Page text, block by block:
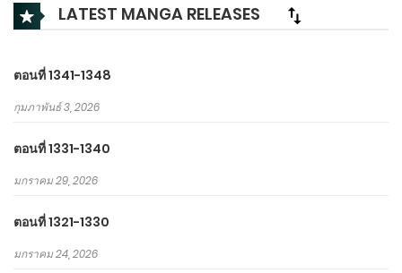
LATEST MANGA RELEASES
ตอนที่ 1341-1348
กุมภาพันธ์ 3, 2026
ตอนที่ 1331-1340
มกราคม 29, 2026
ตอนที่ 1321-1330
มกราคม 24, 2026